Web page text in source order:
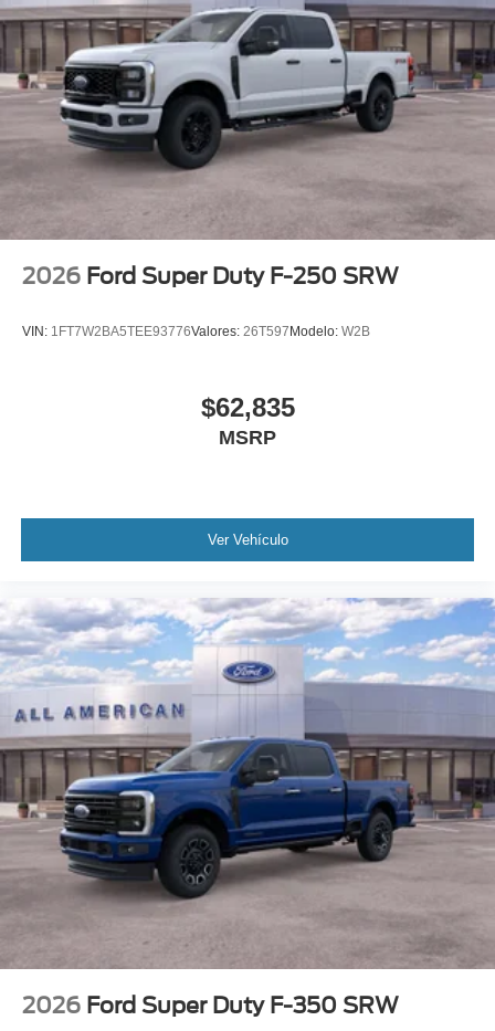
2026 Ford Super Duty F-250 SRW
VIN: 1FT7W2BA5TEE93776Valores: 26T597Modelo: W2B
$62,835
MSRP
Ver Vehículo
2026 Ford Super Duty F-350 SRW